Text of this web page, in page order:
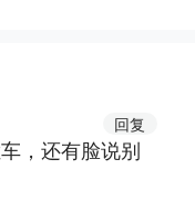
回复
，还有脸说别